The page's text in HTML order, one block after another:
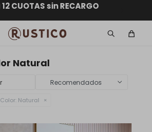
A TODO EL PAÍS
DE DEVOLUCIÓN
CUOTAS sin RECARGO
de MONTEVIDEO en compras
Natural
Recomendados
Color: Natural